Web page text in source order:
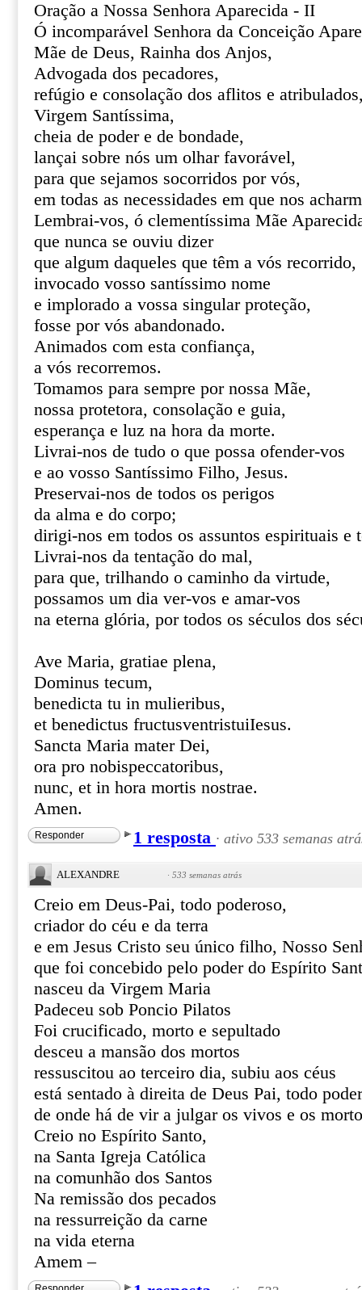
Oração a Nossa Senhora Aparecida - II
Ó incomparável Senhora da Conceição
Mãe de Deus, Rainha dos Anjos,
Advogada dos pecadores,
refúgio e consolação dos aflitos e
Virgem Santíssima,
cheia de poder e de bondade,
lançai sobre nós um olhar favorável,
para que sejamos socorridos por vós,
em todas as necessidades em que nos
Lembrai-vos, ó clementíssima Mãe
que nunca se ouviu dizer
que algum daqueles que têm a vós recorrido,
invocado vosso santíssimo nome
e implorado a vossa singular proteção,
fosse por vós abandonado.
Animados com esta confiança,
a vós recorremos.
Tomamos para sempre por nossa Mãe,
nossa protetora, consolação e guia,
esperança e luz na hora da morte.
Livrai-nos de tudo o que possa ofender-vos
e ao vosso Santíssimo Filho, Jesus.
Preservai-nos de todos os perigos
da alma e do corpo;
dirigi-nos em todos os assuntos espirituais e
Livrai-nos da tentação do mal,
para que, trilhando o caminho da virtude,
possamos um dia ver-vos e amar-vos
na eterna glória, por todos os séculos dos
Ave Maria, gratiae plena,
Dominus tecum,
benedicta tu in mulieribus,
et benedictus fructusventristuiIesus.
Sancta Maria mater Dei,
ora pro nobispeccatoribus,
nunc, et in hora mortis nostrae.
Amen.
Responder 1 resposta · ativo 533 semanas
ALEXANDRE · 533 semanas atrás
Creio em Deus-Pai, todo poderoso,
criador do céu e da terra
e em Jesus Cristo seu único filho, Nosso
que foi concebido pelo poder do Espírito
nasceu da Virgem Maria
Padeceu sob Poncio Pilatos
Foi crucificado, morto e sepultado
desceu a mansão dos mortos
ressuscitou ao terceiro dia, subiu aos céus
está sentado à direita de Deus Pai, todo
de onde há de vir a julgar os vivos e os
Creio no Espírito Santo,
na Santa Igreja Católica
na comunhão dos Santos
Na remissão dos pecados
na ressurreição da carne
na vida eterna
Amem –